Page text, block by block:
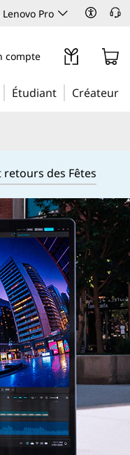
Pro
compte
Étudiant Créateur
des Fêtes